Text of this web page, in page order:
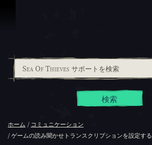
検索
ホーム
コミュニケーション
ゲームの読み聞かせトランスクリプションを設定する